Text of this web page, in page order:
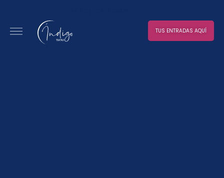
TUS ENTRADAS AQUÍ